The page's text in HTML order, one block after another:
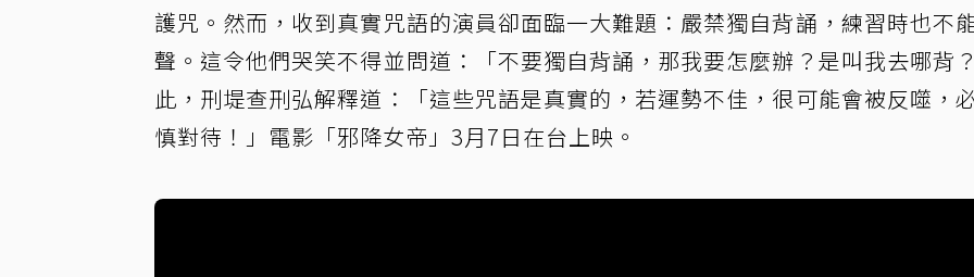
護咒。然而，收到真實咒語的演員卻面臨一大難題：嚴禁獨自背誦，練習時也不
聲。這令他們哭笑不得並問道：「不要獨自背誦，那我要怎麼辦？是叫我去哪背
此，刑堤查刑弘解釋道：「這些咒語是真實的，若運勢不佳，很可能會被反噬，
慎對待！」電影「邪降女帝」3月7日在台上映。